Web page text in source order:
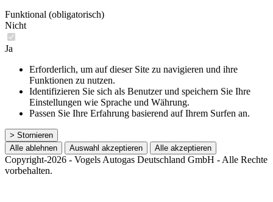
Funktional (obligatorisch)
Nicht
Ja
Erforderlich, um auf dieser Site zu navigieren und ihre
Funktionen zu nutzen.
Identifizieren Sie sich als Benutzer und speichern Sie Ihre
Einstellungen wie Sprache und Währung.
Passen Sie Ihre Erfahrung basierend auf Ihrem Surfen an.
> Stornieren
Alle ablehnen
Auswahl akzeptieren Alle akzeptieren
Copyright-2026 - Vogels Autogas Deutschland GmbH - Alle Rechte
vorbehalten.